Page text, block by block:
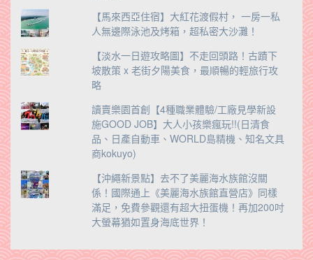
【馬來西亞住宿】大紅花渡假村， 一房一私
人無邊際泳池及烤箱，超私密大沙灘！
【淡水一日遊攻略圖】不走回頭路！古蹟下
坡散策 x 老街夕陽美食，最順暢的輕旅行攻
略
讀賣樂園首創【4種職業體驗/工廠見學新設
施GOOD JOB】大人小孩樂瘋玩!!(日清食
品、日產自動車、WORLD島精機、知名文具
商kokuyo)
【沖繩新景點】去不了美麗海水族館沒關
係！國際通上《美麗海水族館直營店》同樣
滿足，免費參觀還有超大扭蛋機！再加200吋
大螢幕猶如置身海底世界！